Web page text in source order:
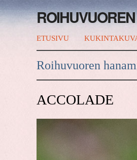
ETUSIVU
Roihuvuoren
ACCOLADE